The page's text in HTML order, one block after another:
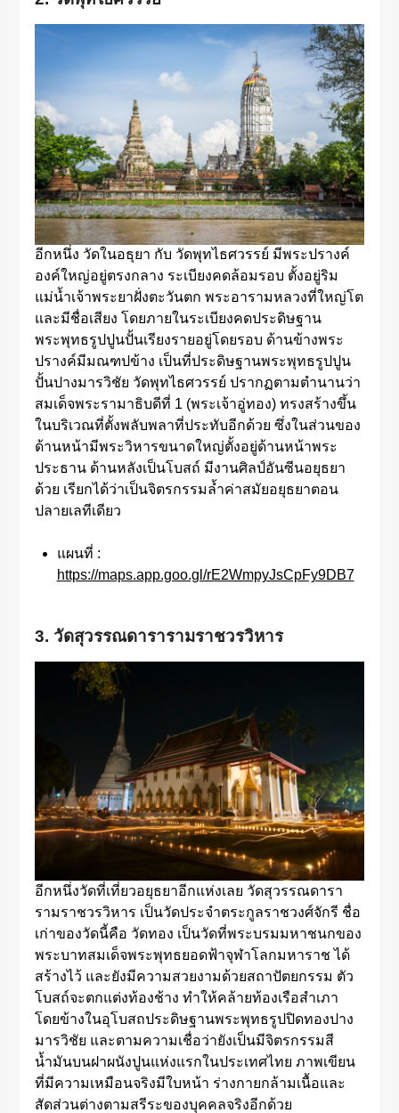
อีกหนึ่ง วัดในอธุยา กับ วัดพุทไธศวรรย์ มีพระปรางค์
องค์ใหญ่อยู่ตรงกลาง ระเบียงคดล้อมรอบ ตั้งอยู่ริม
แม่น้ำเจ้าพระยาฝั่งตะวันตก พระอารามหลวงที่ใหญ่โต
และมีชื่อเสียง โดยภายในระเบียงคดประดิษฐาน
พระพุทธรูปปูนปั้นเรียงรายอยู่โดยรอบ ด้านข้างพระ
ปรางค์มีมณฑปข้าง เป็นที่ประดิษฐานพระพุทธรูปปูน
ปั้นปางมารวิชัย วัดพุทไธศวรรย์ ปรากฏตามตำนานว่า
สมเด็จพระรามาธิบดีที่ 1 (พระเจ้าอู่ทอง) ทรงสร้างขึ้น
ในบริเวณที่ตั้งพลับพลาที่ประทับอีกด้วย ซึ่งในส่วนของ
ด้านหน้ามีพระวิหารขนาดใหญ่ตั้งอยู่ด้านหน้าพระ
ประธาน ด้านหลังเป็นโบสถ์ มีงานศิลป์อันซีนอยุธยา
ด้วย เรียกได้ว่าเป็นจิตรกรรมล้ำค่าสมัยอยุธยาตอน
ปลายเลทีเดียว
แผนที่ :
https://maps.app.goo.gl/rE2WmpyJsCpFy9DB7
3. วัดสุวรรณดารารามราชวรวิหาร
อีกหนึ่งวัดที่เที่ยวอยุธยาอีกแห่งเลย วัดสุวรรณดารา
รามราชวรวิหาร เป็นวัดประจำตระกูลราชวงศ์จักรี ชื่อ
เก่าของวัดนี้คือ วัดทอง เป็นวัดที่พระบรมมหาชนกของ
พระบาทสมเด็จพระพุทธยอดฟ้าจุฬาโลกมหาราช ได้
สร้างไว้ และยังมีความสวยงามด้วยสถาปัตยกรรม ตัว
โบสถ์จะตกแต่งท้องช้าง ทำให้คล้ายท้องเรือสำเภา
โดยข้างในอุโบสถประดิษฐานพระพุทธรูปปิดทองปาง
มารวิชัย และตามความเชื่อว่ายังเป็นมีจิตรกรรมสี
น้ำมันบนฝาผนังปูนแห่งแรกในประเทศไทย ภาพเขียน
ที่มีความเหมือนจริงมีใบหน้า ร่างกายกล้ามเนื้อและ
สัดส่วนต่างตามสรีระของบุคคลจริงอีกด้วย